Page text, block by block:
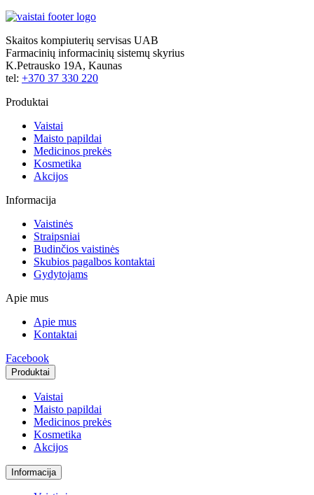
Skaitos kompiuterių servisas UAB
Farmacinių informacinių sistemų skyrius
K.Petrausko 19A, Kaunas
tel: +370 37 330 220
Produktai
Vaistai
Maisto papildai
Medicinos prekės
Kosmetika
Akcijos
Informacija
Vaistinės
Straipsniai
Budinčios vaistinės
Skubios pagalbos kontaktai
Gydytojams
Apie mus
Apie mus
Kontaktai
Facebook
Produktai
Vaistai
Maisto papildai
Medicinos prekės
Kosmetika
Akcijos
Informacija